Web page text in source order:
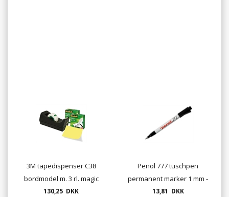
3M tapedispenser C38
bordmodel m. 3 rl. magic
tape 19mmx33m
130,25 DKK
Penol 777 tuschpen
permanent marker 1 mm -
sort
13,81 DKK